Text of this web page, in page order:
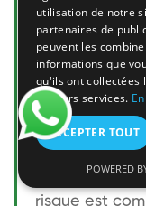
Le frelon
taille mais
son nid. Sa
celle d'une
une personne
bénigne.
risque est
utilisation de notre
partenaires de
peuvent les
informations que
qu'ils ont collectées
de leurs services.
ACCEPTER TOUT
POWERED